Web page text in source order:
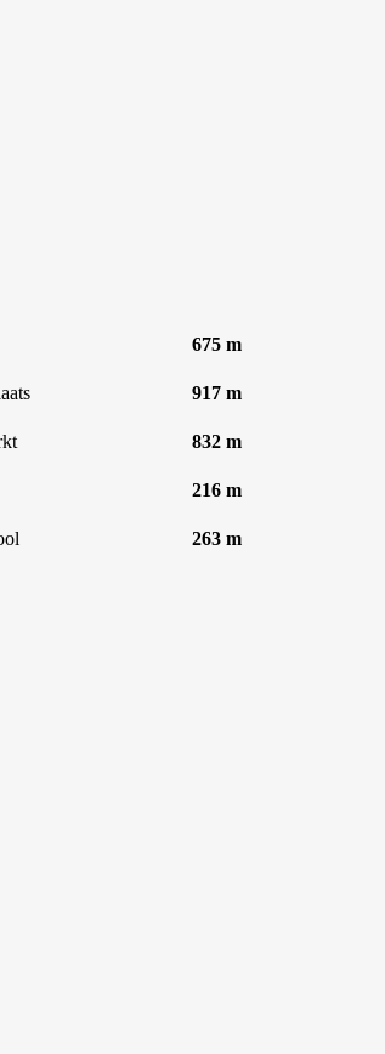
675 m
917 m
832 m
216 m
263 m